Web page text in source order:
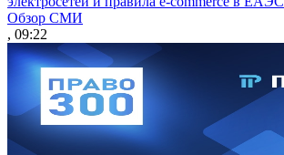
Обзор СМИ
, 09:22